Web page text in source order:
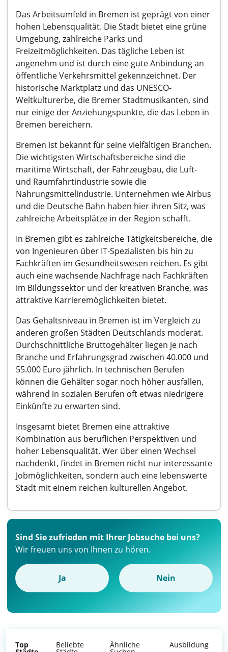
Das Arbeitsumfeld in Bremen ist geprägt von einer
hohen Lebensqualität. Die Stadt bietet eine grüne
Umgebung, zahlreiche Parks und
Freizeitmöglichkeiten. Das tägliche Leben ist
angenehm und ist durch eine gute Anbindung an
öffentliche Verkehrsmittel gekennzeichnet. Der
historische Marktplatz und das UNESCO-
Weltkulturerbe, die Bremer Stadtmusikanten, sind
nur einige der Anziehungspunkte, die das Leben in
Bremen bereichern.
Bremen ist bekannt für seine vielfältigen Branchen.
Die wichtigsten Wirtschaftsbereiche sind die
maritime Wirtschaft, der Fahrzeugbau, die Luft-
und Raumfahrtindustrie sowie die
Nahrungsmittelindustrie. Unternehmen wie Airbus
und die Deutsche Bahn haben hier ihren Sitz, was
zahlreiche Arbeitsplätze in der Region schafft.
In Bremen gibt es zahlreiche Tätigkeitsbereiche, die
von Ingenieuren über IT-Spezialisten bis hin zu
Fachkräften im Gesundheitswesen reichen. Es gibt
auch eine wachsende Nachfrage nach Fachkräften
im Bildungssektor und der kreativen Branche, was
attraktive Karrieremöglichkeiten bietet.
Das Gehaltsniveau in Bremen ist im Vergleich zu
anderen großen Städten Deutschlands moderat.
Durchschnittliche Bruttogehälter liegen je nach
Branche und Erfahrungsgrad zwischen 40.000 und
55.000 Euro jährlich. In technischen Berufen
können die Gehälter sogar noch höher ausfallen,
während in sozialen Berufen oft etwas niedrigere
Einkünfte zu erwarten sind.
Insgesamt bietet Bremen eine attraktive
Kombination aus beruflichen Perspektiven und
hoher Lebensqualität. Wer über einen Wechsel
nachdenkt, findet in Bremen nicht nur interessante
Jobmöglichkeiten, sondern auch eine lebenswerte
Stadt mit einem reichen kulturellen Angebot.
Sind Sie zufrieden mit Ihrer Jobsuche bei uns?
Wir freuen uns von Ihnen zu hören.
Ja Nein
Top Beliebte Ähnliche Ausbildung